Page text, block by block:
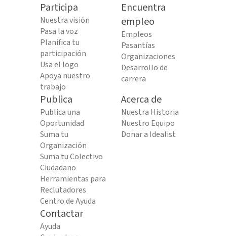
Participa
Nuestra visión
Pasa la voz
Planifica tu
participación
Usa el logo
Apoya nuestro
trabajo
Encuentra
empleo
Empleos
Pasantías
Organizaciones
Desarrollo de
carrera
Publica
Publica una
Oportunidad
Suma tu
Organización
Suma tu Colectivo
Ciudadano
Herramientas para
Reclutadores
Centro de Ayuda
Acerca de
Nuestra Historia
Nuestro Equipo
Donar a Idealist
Contactar
Ayuda